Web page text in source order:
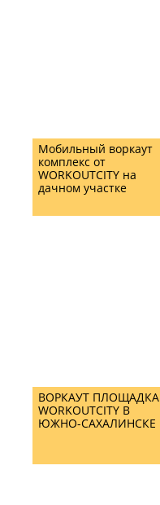
Мобильный воркаут
комплекс от
WORKOUTCITY на
дачном участке
ВОРКАУТ ПЛОЩАДКА
WORKOUTCITY В
ЮЖНО-САХАЛИНСКЕ